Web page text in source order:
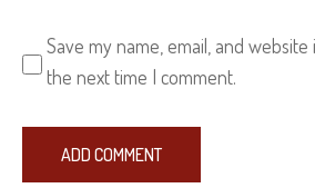
Save my name, email, and
the next time I comment.